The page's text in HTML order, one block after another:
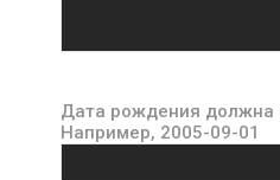
Дата рождения должна
Например, 2005-09-01